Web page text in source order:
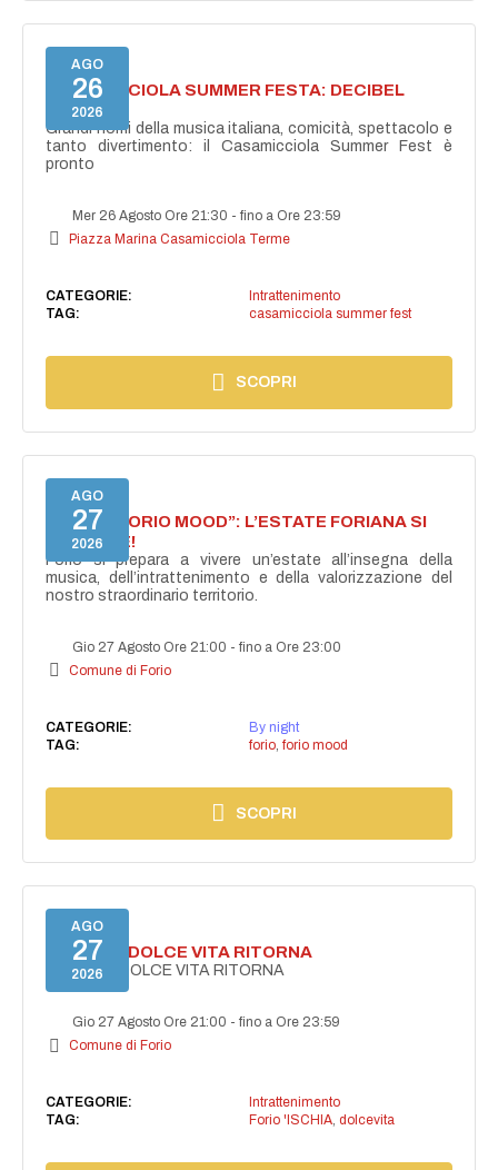
AGO
26
2026
CASAMICCIOLA SUMMER FESTA: DECIBEL
BELLINI
Grandi nomi della musica italiana, comicità, spettacolo e
tanto divertimento: il Casamicciola Summer Fest è
pronto
Mer 26 Agosto Ore 21:30 -fino a Ore 23:59
Piazza Marina Casamicciola Terme
CATEGORIE:
Intrattenimento
TAG:
casamicciola summer fest
SCOPRI
AGO
27
2026
NASCE “FORIO MOOD”: L’ESTATE FORIANA SI
ACCENDE!
Forio si prepara a vivere un’estate all’insegna della
musica, dell’intrattenimento e della valorizzazione del
nostro straordinario territorio.
Gio 27 Agosto Ore 21:00 -fino a Ore 23:00
Comune di Forio
CATEGORIE:
By night
TAG:
forio, forio mood
SCOPRI
AGO
27
2026
FORIO LA DOLCE VITA RITORNA
FORIO LA DOLCE VITA RITORNA
Gio 27 Agosto Ore 21:00 -fino a Ore 23:59
Comune di Forio
CATEGORIE:
Intrattenimento
TAG:
Forio 'ISCHIA, dolcevita